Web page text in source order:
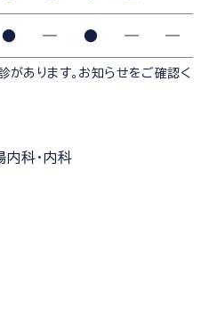
● ― ● ― ―
があります。お知らせをご確認く
内科・内科